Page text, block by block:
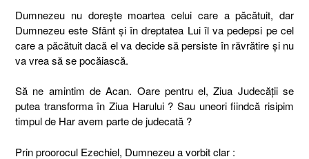
Dumnezeu nu dorește moartea celui care a păcătuit, dar
Dumnezeu este Sfânt și în dreptatea Lui îl va pedepsi pe cel
care a păcătuit dacă el va decide să persiste în răvrătire și nu
va vrea să se pocăiască.
Să ne amintim de Acan. Oare pentru el, Ziua Judecății se
putea transforma în Ziua Harului ? Sau uneori fiindcă risipim
timpul de Har avem parte de judecată ?
Prin proorocul Ezechiel, Dumnezeu a vorbit clar :